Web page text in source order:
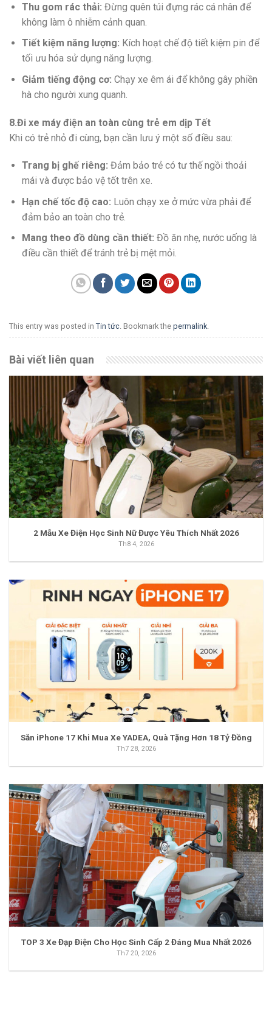
Thu gom rác thải: Đừng quên túi đựng rác cá nhân để
không làm ô nhiễm cảnh quan.
Tiết kiệm năng lượng: Kích hoạt chế độ tiết kiệm pin để
tối ưu hóa sử dụng năng lượng.
Giảm tiếng động cơ: Chạy xe êm ái để không gây phiền
hà cho người xung quanh.
8.Đi xe máy điện an toàn cùng trẻ em dịp Tết
Khi có trẻ nhỏ đi cùng, bạn cần lưu ý một số điều sau:
Trang bị ghế riêng: Đảm bảo trẻ có tư thế ngồi thoải
mái và được bảo vệ tốt trên xe.
Hạn chế tốc độ cao: Luôn chạy xe ở mức vừa phải để
đảm bảo an toàn cho trẻ.
Mang theo đồ dùng cần thiết: Đồ ăn nhẹ, nước uống là
điều cần thiết để tránh trẻ bị mệt mỏi.
This entry was posted in Tin tức . Bookmark the permalink
Bài viết liên quan
2 Mẫu Xe Điện Học Sinh Nữ Được Yêu Thích Nhất 2026
Th8 4, 2026
Săn iPhone 17 Khi Mua Xe YADEA, Quà Tặng Hơn 18 Tỷ Đồng
Th7 28, 2026
TOP 3 Xe Đạp Điện Cho Học Sinh Cấp 2 Đáng Mua Nhất 2026
Th7 20, 2026